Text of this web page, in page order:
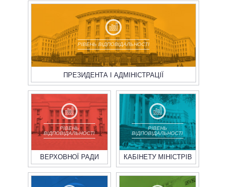
РІВЕНЬ ВІДПОВІДАЛЬНОСТІ
ПРЕЗИДЕНТА І АДМІНІСТРАЦІЇ
РІВЕНЬ
ВІДПОВІДАЛЬНОСТІ
ВЕРХОВНОЇ РАДИ
РІВЕНЬ
ВІДПОВІДАЛЬНОСТІ
КАБІНЕТУ МІНІСТРІВ